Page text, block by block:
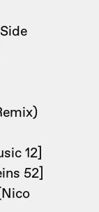
12]
52]